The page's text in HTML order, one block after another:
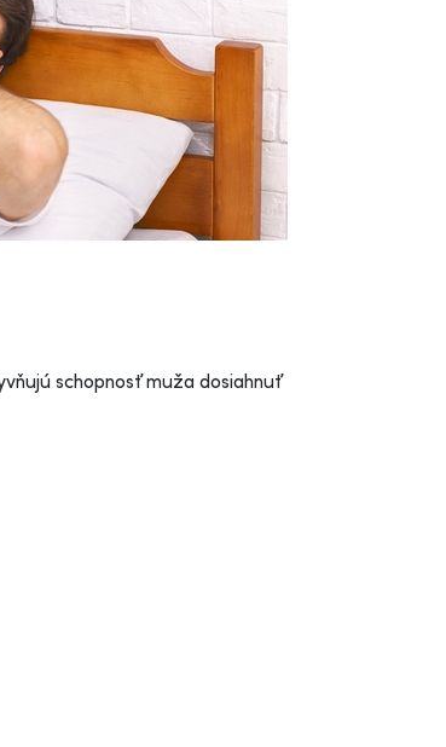
schopnosť muža dosiahnuť